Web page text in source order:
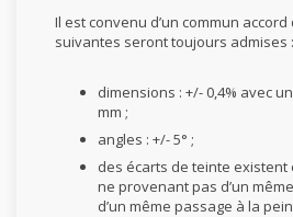
Il est convenu d’un commun
suivantes seront toujours admises :
dimensions : +/- 0,4% avec
mm ;
angles : +/- 5° ;
des écarts de teinte
ne provenant pas d’un
d’un même passage à la